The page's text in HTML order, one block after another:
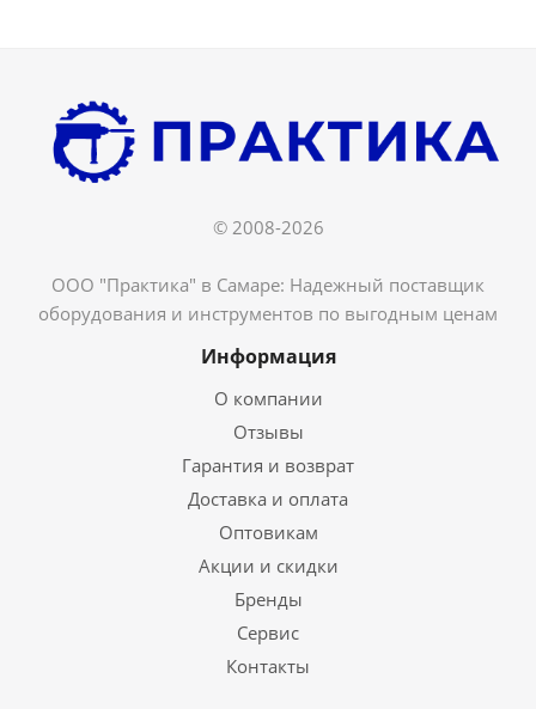
© 2008-2026
ООО "Практика" в Самаре: Надежный поставщик
оборудования и инструментов по выгодным ценам
Информация
О компании
Отзывы
Гарантия и возврат
Доставка и оплата
Оптовикам
Акции и скидки
Бренды
Сервис
Контакты